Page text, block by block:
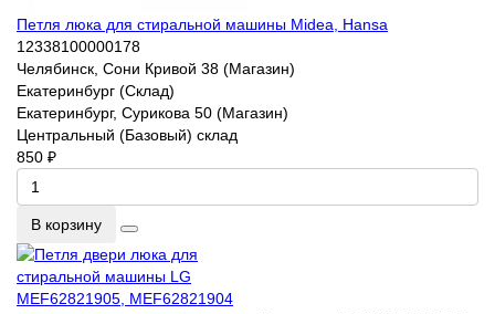
Петля люка для стиральной машины Midea, Hansa
12338100000178
Челябинск, Сони Кривой 38 (Магазин)
Екатеринбург (Склад)
Екатеринбург, Сурикова 50 (Магазин)
Центральный (Базовый) склад
850 ₽
В корзину